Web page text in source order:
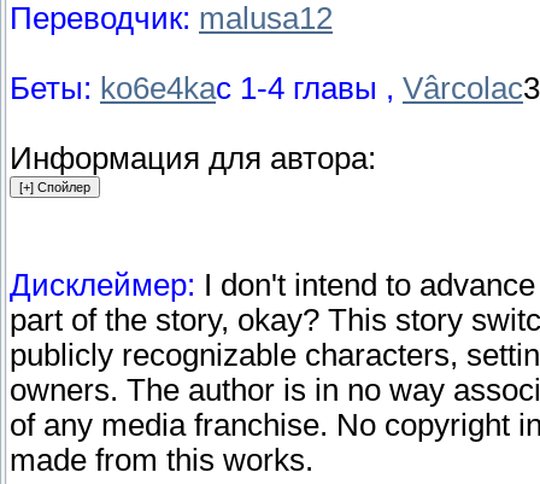
Переводчик: malusa12
Беты: ko6e4kaс 1-4 главы , Vârcolac
Информация для автора:
Дисклеймер: I don't intend to
part of the story, okay? This story
publicly recognizable characters,
owners. The author is in no way
of any media franchise. No copyright
made from this works.